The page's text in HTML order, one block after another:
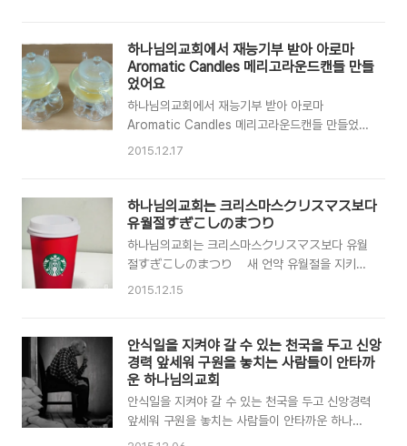
남자를 이르거나 부르는 말’, 혹은 ‘자녀를 둔 남자
를 자식에 대한 관계로 부르는 말’입니다. 즉 아버
지는 엄연히 ‘남성’을 지칭하는 용어..
길과 다름이니라 여호와의 말씀이니라 이는 하늘
이 땅보다 높음 같이 내 길은 너희의 길보다 높으
며 내 생각은 너희의 생각보다 높음이니라 그런 하
나님께서 아담은 흙으로 지으시고 하와는 아담의
갈비뼈로 만드신 것도 여리고 성을 다섯 번이 아니
이실 뿐 사람이 왜 그랬느냐고 왈가왈부할 수 없는
답하시되 내가 아버지께로 말미암아 여러가지 선
한 일을 너희에게 보였거늘 그 중에 어떤 일..
하나님의교회에서 재능기부 받아 아로마
Aromatic Candles 메리고라운드캔들 만들
었어요
하나님의교회에서 재능기부 받아 아로마
Aromatic Candles 메리고라운드캔들 만들었어
요 오늘 제가 다니는 하나님의교회에서 한 문화센
마캔들 만들기 교실에 직접 만든 레몬청으로 끓인
레몬차를 준비해 주셨어요. 오늘 하나님의교회에
아로마캔들을 만들러 오신 이쁜 새댁이 들고 오신
간식 녹차카스테라^^ 오늘 재능기부하러 특별히
서 듣고 있는 40여 명 가까운 수강생들이랍니다
왁스에요 요즘 대세죠 소이왁스~^^ 타도타도 몸에
나쁘지 않은 코튼 심지구요. 메리고라운드 용기에
만들기 때문에 메리고라운드캔들이라고도 해요.
그리고 장..
2015.12.17
하나님의교회는 크리스마스クリスマス보다
유월절すぎこしのまつり
하나님의교회는 크리스마스クリスマス보다 유월
절すぎこしのまつり 새 언약 유월절을 지키는
하나님의교회를 제외하고 온 세상 사람들이 이맘
국에서 ‘메리 크리스마스’라는 인사가 사라지고 ‘해
피 홀리데이(Happy Holidays)’ 즉 즐거운 휴일
이라는 일반적인 인사말로 대신한다고 합니다. 거
리에는 산타와 루돌프가 줄어들고 있고, 국립병원
에서는 크리스마스 캐럴을 트는 것을 금지하고 있
2015.12.15
안식일을 지켜야 갈 수 있는 천국을 두고 신앙
경력 앞세워 구원을 놓치는 사람들이 안타까
운 하나님의교회
안식일을 지켜야 갈 수 있는 천국을 두고 신앙경력
앞세워 구원을 놓치는 사람들이 안타까운 하나님
의교회 ‘어리석은 구두쇠’라는 유럽 민담이 있습니